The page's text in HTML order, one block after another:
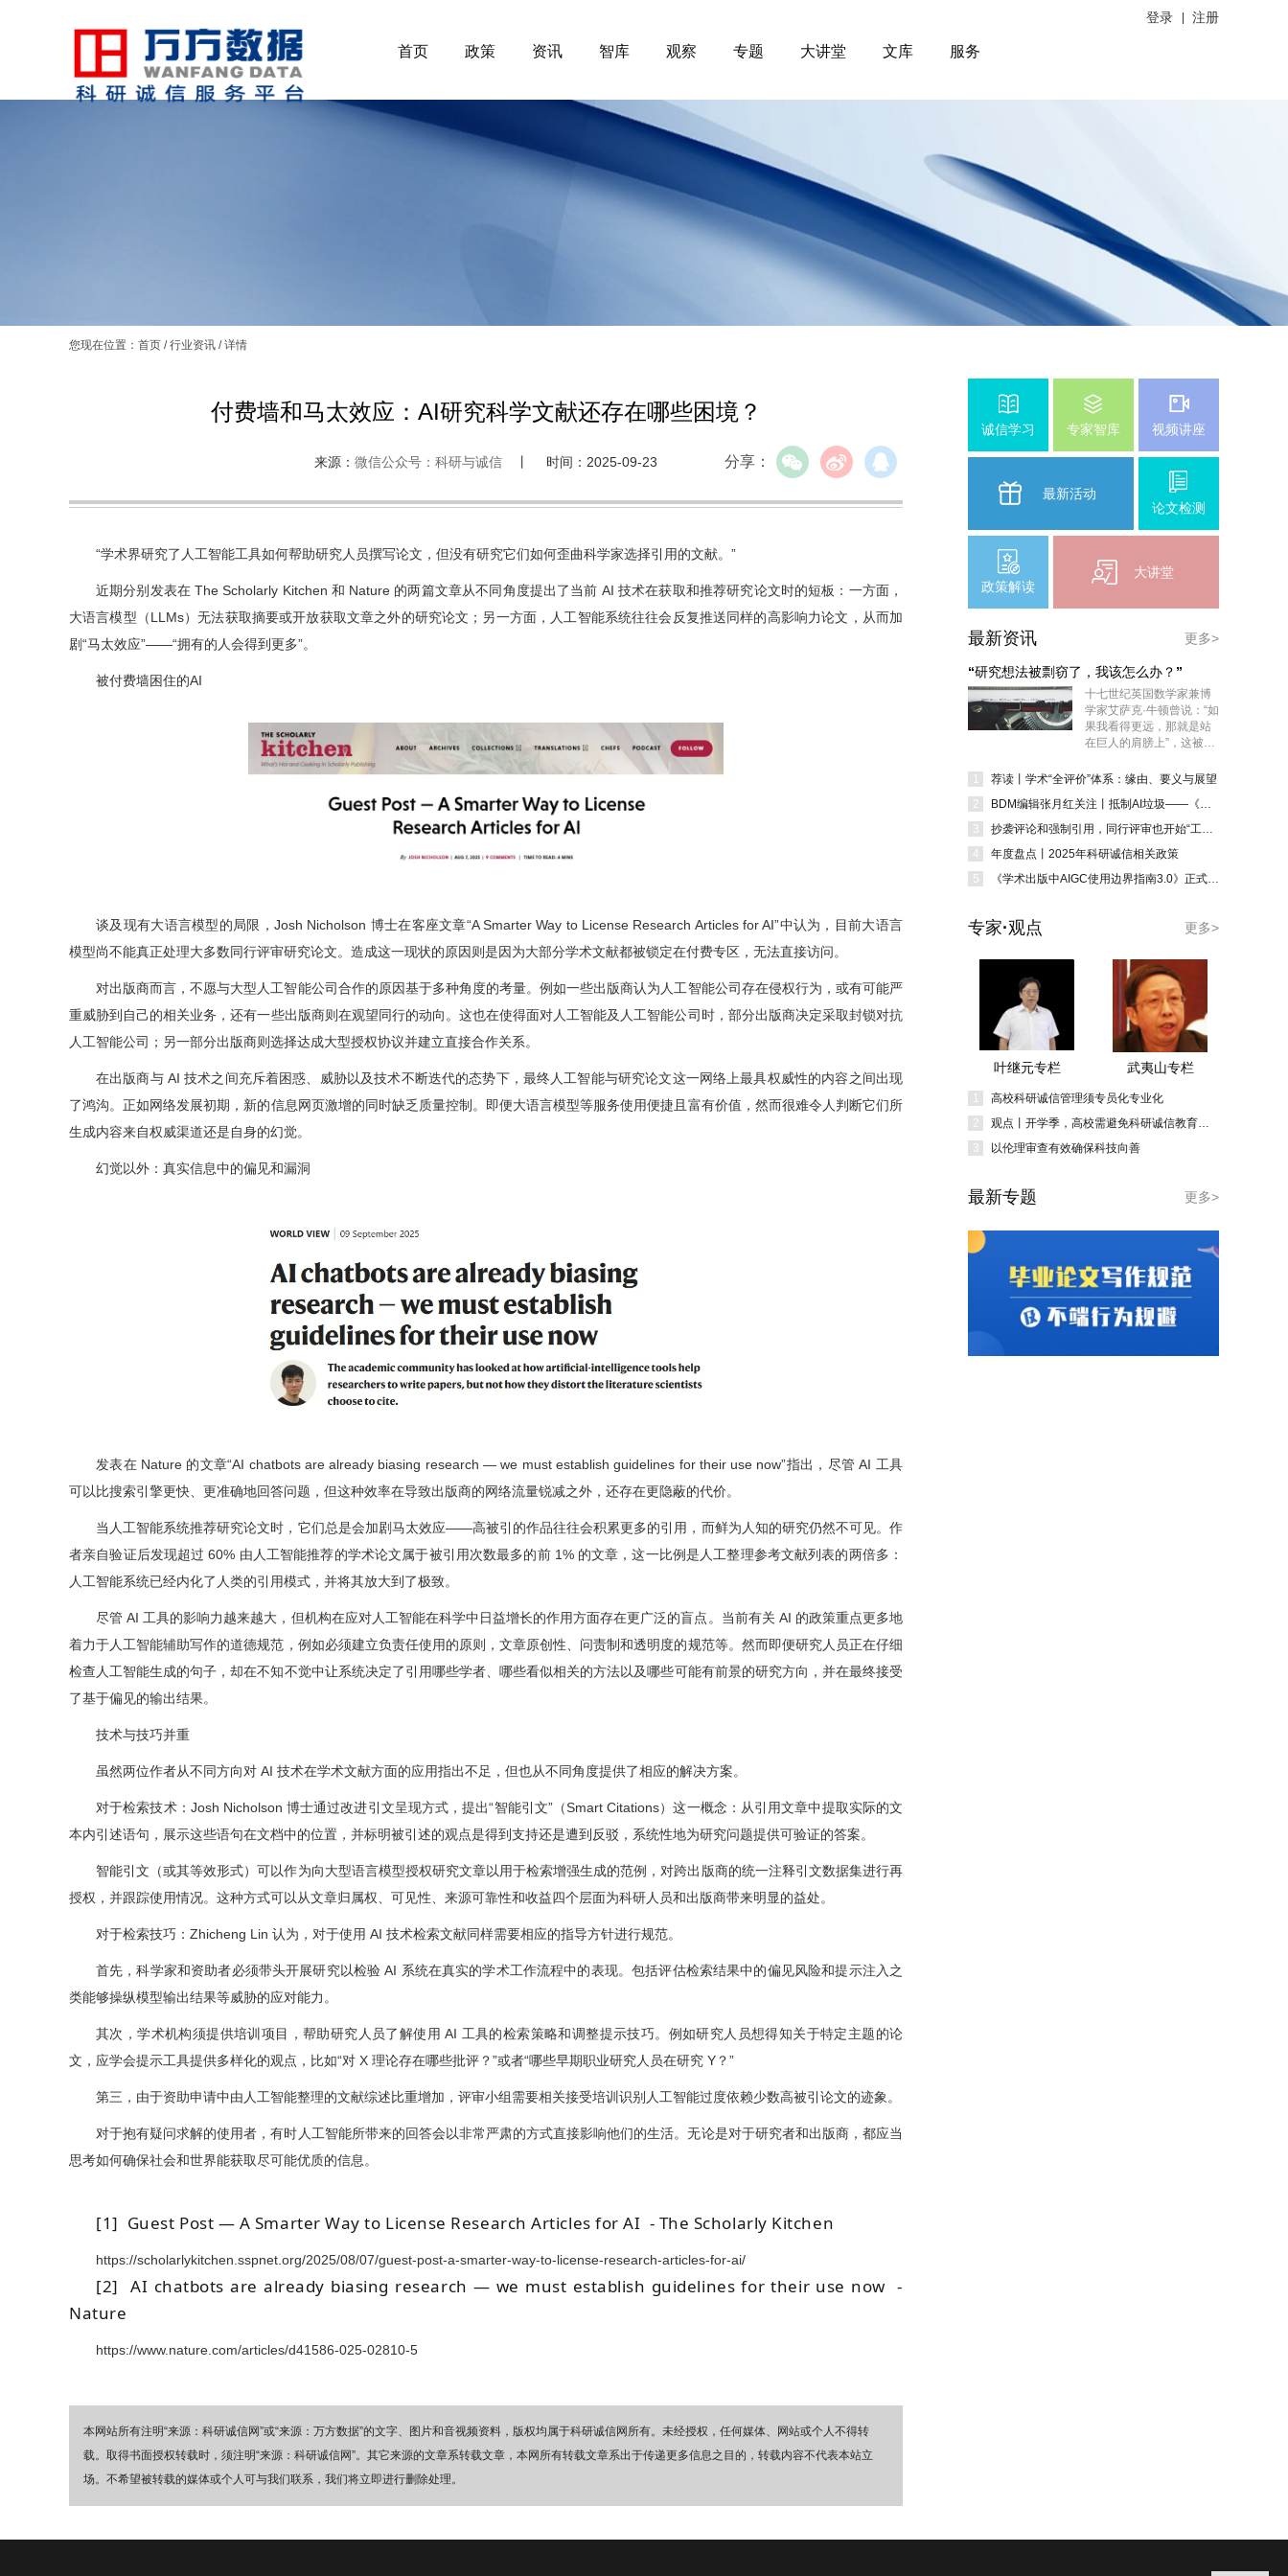
登录 注册
首页 政策 资讯 智库 观察 专题 大讲堂 文库 服务
您现在位置： 首页 /行业资讯 /详情
付费墙和马太效应：AI研究科学文献还存在哪些困境？
来源： 微信公众号：科研与诚信 丨 时间：2025-09-23 分享：
“学术界研究了人工智能工具如何帮助研究人员撰写论文，但没有研究它们如何歪曲科学家选择引用的文献。”
近期分别发表在The Scholarly Kitchen 和 Nature 的两篇文章从不同角度提出了当前 AI 技术在获取和推荐研究论文时的短板：一方面，
大语言模型（LLMs）无法获取摘要或开放获取文章之外的研究论文；另一方面 ， 人工智能系统往往会反复推送同样的高影响力论文，从而加
剧“马太效应”——“拥有的人会得到更多”。
被付费墙困住的AI
谈及现有大语言模型的局限，Josh Nicholson 博士在客座文章“A Smarter Way to License Research Articles for AI”中认为，目前大语言
模型尚不能真正处理大多数同行评审研究论文。造成这一现状的原因则是因为大部分学术文献都被锁定在付费专区，无法直接访问。
对出版商而言，不愿与大型人工智能公司合作的原因基于多种角度的考量。例如一些出版商认为 人工智能公司存在侵权行为，或有可能严
重威胁到自己的相关业务，还有一些出版商则在观望同行的动向。这也在使得面对人工智能及人工智能公司时，部分出版商决定采取封锁对抗
人工智能公司；另一部分出版商则选择达成大型授权协议并建立直接合作关系。
在出版商与 AI 技术之间充斥着困惑、威胁以及技术不断迭代的态势下，最终人工智能与研究论文这一网络上最具权威性的内容之间出现
了鸿沟。正如网络发展初期，新的信息网页激增的同时缺乏质量控制。即便大语言模型等服务使用便捷且富有价值，然而很难令人判断它们所
生成内容来自权威渠道还是自身的幻觉。
幻觉以外：真实信息中的偏见和漏洞
发表在 Nature 的文章“AI chatbots are already biasing research — we must establish guidelines for their use now”指出， 尽管 AI 工具
可以比搜索引擎更快、更准确地回答问题，但这种效率在导致出版商的网络流量锐减之外，还存在更隐蔽的代价。
当人工智能系统推荐研究论文时，它们总是会加剧马太效应——高被引的作品往往会积累更多的引用，而鲜为人知的研究仍然不可见。作
者亲自验证后发现超过 60% 由人工智能推荐的学术论文属于被引用次数最多的前 1% 的文章，这一比例是人工整理参考文献列表的两倍多：
人工智能系统已经内化了人类的引用模式，并将其放大到了极致。
尽管 AI 工具的影响力越来越大，但机构在应对人工智能在科学中日益增长的作用方面存在更广泛的盲点。当前有关 AI 的政策重点更多地
着力于人工智能辅助写作的道德规范，例如必须建立负责任使用的原则，文章原创性、问责制和透明度的规范等。然而即便研究人员正在仔细
检查人工智能生成的句子，却在不知不觉中让系统决定了引用哪些学者、哪些看似相关的方法以及哪些可能有前景的研究方向，并在最终接受
了基于偏见的输出结果。
技术与技巧并重
虽然两位作者从不同方向对 AI 技术在学术文献方面的应用指出不足，但也从不同角度提供了相应的解决方案。
对于检索技术： Josh Nicholson 博士通过改进引文呈现方式，提出“智能引文”（Smart Citations）这一概念 ：从引用文章中提取实际的文
本内引述语句，展示这些语句在文档中的位置，并标明被引述的观点是得到支持还是遭到反驳，系统性地为研究问题提供可验证的答案。
智能引文（或其等效形式）可以作为向大型语言模型授权研究文章以用于检索增强生成的范例，对跨出版商的统一注释引文数据集进行再
授权，并跟踪使用情况。这种方式可以从文章归属权、 可见性 、来源可靠性和收益四个层面为科研人员和出版商带来明显的益处。
对于检索技巧 ： Zhicheng Lin 认为，对于使用 AI 技术检索文献同样需要相应的指导方针进行规范。
首先，科学家和资助者必须带头开展研究以检验 AI 系统在真实的学术工作流程中的表现。包括评估检索结果中的偏见风险和提示注入之
类能够操纵模型输出结果等威胁的应对能力 。
其次，学术机构须提供培训项目，帮助研究人员了解使用 AI 工具的检索策略和调整提示技巧。例如研究人员想得知关于特定主题的论
文，应学会提示工具提供多样化的观点，比如“对 X 理论存在哪些批评？”或者“哪些早期职业研究人员在研究 Y？”
第三，由于资助申请中由人工智能整理的文献综述比重增加，评审小组需要相关接受培训识别人工智能过度依赖少数高被引论文的迹象 。
对于抱有疑问求解的使用者，有时人工智能所带来的回答会以非常严肃的方式直接影响他们的生活。无论是对于研究者和出版商，都应当
思考如何确保社会和世界能获取尽可能优质的信息。
[1] Guest Post — A Smarter Way to License Research Articles for AI - The Scholarly Kitchen
https://scholarlykitchen.sspnet.org/2025/08/07/guest-post-a-smarter-way-to-license-research-articles-for-ai/
[2] AI chatbots are already biasing research — we must establish guidelines for their use now -
Nature
https://www.nature.com/articles/d41586-025-02810-5
本网站所有注明“来源：科研诚信网”或“来源：万方数据”的文字、图片和音视频资料，版权均属于科研诚信网所有。未经授权，任何媒体、网站或个人不得转
载。取得书面授权转载时，须注明“来源：科研诚信网”。其它来源的文章系转载文章，本网所有转载文章系出于传递更多信息之目的，转载内容不代表本站立
场。不希望被转载的媒体或个人可与我们联系，我们将立即进行删除处理。
诚信学习 专家智库 视频讲座
最新活动
论文检测
政策解读
大讲堂
最新资讯 更多>
“研究想法被剽窃了，我该怎么办？”
十七世纪英国数学家兼博
学家艾萨克·牛顿曾说：“如
果我看得更远，那就是站
在巨人的肩膀上”，这被理
人的成果。但“基于”理论何
期，《Nature》的一篇读
者来信讲述了自己的科研
本平台的遭遇
1
荐读丨学术“全评价”体系：缘由、要义与展望
2
BDM编辑张月红关注丨抵制AI垃圾——《科学》主编2026年的第一篇社论
3
抄袭评论和强制引用，同行评审也开始“工厂”了？
4
年度盘点丨2025年科研诚信相关政策
5
《学术出版中AIGC使用边界指南3.0》正式发布
专家·观点 更多>
叶继元专栏 武夷山专栏
1
高校科研诚信管理须专员化专业化
2
观点丨开学季，高校需避免科研诚信教育形式化
3
以伦理审查有效确保科技向善
最新专题 更多>